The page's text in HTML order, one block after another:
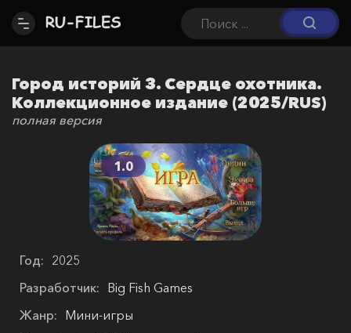
Город историй 3. Сердце охотника.
Коллекционное издание (2025/RUS)
полная версия
1.0
Год: 2025
Разработчик: Big Fish Games
Жанр: Мини-игры